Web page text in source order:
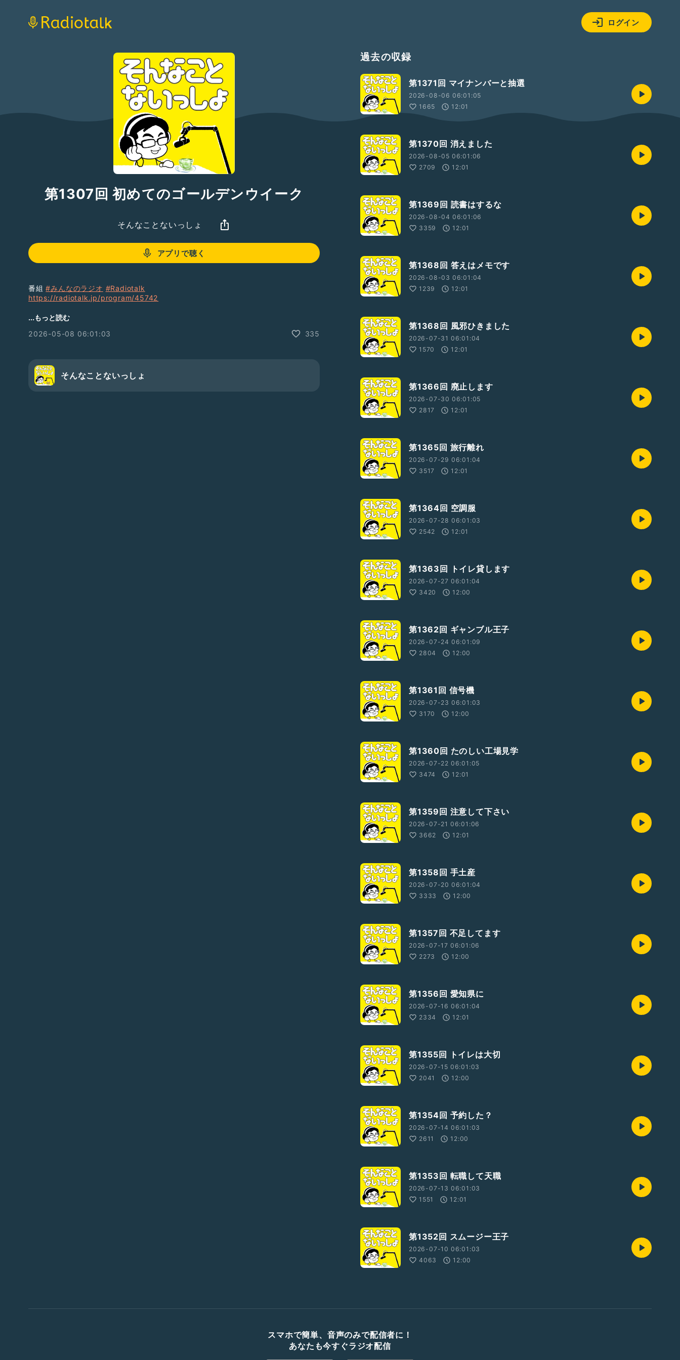
ログイン
第1307回 初めてのゴールデンウイーク
そんなことないっしょ
アプリで聴く
番組#みんなのラジオ #Radiotalk
https://radiotalk.jp/program/45742
そんないプロジェクトの竹内です
★個人スポンサー募集中
地上波ラジオ
・ニッポン放送NEXT-RAD出演
...もっと読む
2026-05-08 06:01:03
335
そんなことないっしょ
過去の収録
第1371回 マイナンバーと抽選
2026-08-06 06:01:05
1665
12:01
第1370回 消えました
2026-08-05 06:01:06
2709
12:01
第1369回 読書はするな
2026-08-04 06:01:06
3359
12:01
第1368回 答えはメモです
2026-08-03 06:01:04
1239
12:01
第1368回 風邪ひきました
2026-07-31 06:01:04
1570
12:01
第1366回 廃止します
2026-07-30 06:01:05
2817
12:01
第1365回 旅行離れ
2026-07-29 06:01:04
3517
12:01
第1364回 空調服
2026-07-28 06:01:03
2542
12:01
第1363回 トイレ貸します
2026-07-27 06:01:04
3420
12:00
第1362回 ギャンブル王子
2026-07-24 06:01:09
2804
12:00
第1361回 信号機
2026-07-23 06:01:03
3170
12:00
第1360回 たのしい工場見学
2026-07-22 06:01:05
3474
12:01
第1359回 注意して下さい
2026-07-21 06:01:06
3662
12:01
第1358回 手土産
2026-07-20 06:01:04
3333
12:00
第1357回 不足してます
2026-07-17 06:01:06
2273
12:00
第1356回 愛知県に
2026-07-16 06:01:04
2334
12:01
第1355回 トイレは大切
2026-07-15 06:01:03
2041
12:00
第1354回 予約した？
2026-07-14 06:01:03
2611
12:00
第1353回 転職して天職
2026-07-13 06:01:03
1551
12:01
第1352回 スムージー王子
2026-07-10 06:01:03
4063
12:00
スマホで簡単、音声のみで配信者に！
あなたも今すぐラジオ配信